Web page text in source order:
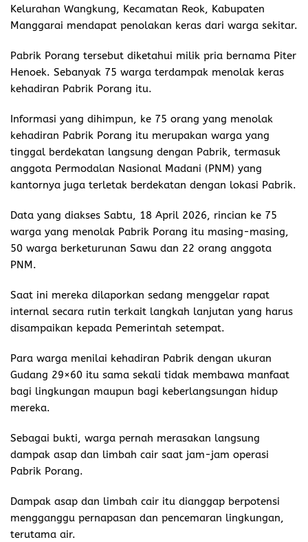
Kelurahan Wangkung, Kecamatan Reok, Kabupaten
Manggarai mendapat penolakan keras dari warga sekitar.
Pabrik Porang tersebut diketahui milik pria bernama Piter
Henoek. Sebanyak 75 warga terdampak menolak keras
kehadiran Pabrik Porang itu.
Informasi yang dihimpun, ke 75 orang yang menolak
kehadiran Pabrik Porang itu merupakan warga yang
tinggal berdekatan langsung dengan Pabrik, termasuk
anggota Permodalan Nasional Madani (PNM) yang
kantornya juga terletak berdekatan dengan lokasi Pabrik.
Data yang diakses Sabtu, 18 April 2026, rincian ke 75
warga yang menolak Pabrik Porang itu masing-masing,
50 warga berketurunan Sawu dan 22 orang anggota
PNM.
Saat ini mereka dilaporkan sedang menggelar rapat
internal secara rutin terkait langkah lanjutan yang harus
disampaikan kepada Pemerintah setempat.
Para warga menilai kehadiran Pabrik dengan ukuran
Gudang 29×60 itu sama sekali tidak membawa manfaat
bagi lingkungan maupun bagi keberlangsungan hidup
mereka.
Sebagai bukti, warga pernah merasakan langsung
dampak asap dan limbah cair saat jam-jam operasi
Pabrik Porang.
Dampak asap dan limbah cair itu dianggap berpotensi
mengganggu pernapasan dan pencemaran lingkungan,
terutama air.